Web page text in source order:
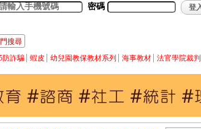
密碼
搜尋
防詐騙
蝦皮 幼兒園教保教材系列 海事教材 法官學院裁